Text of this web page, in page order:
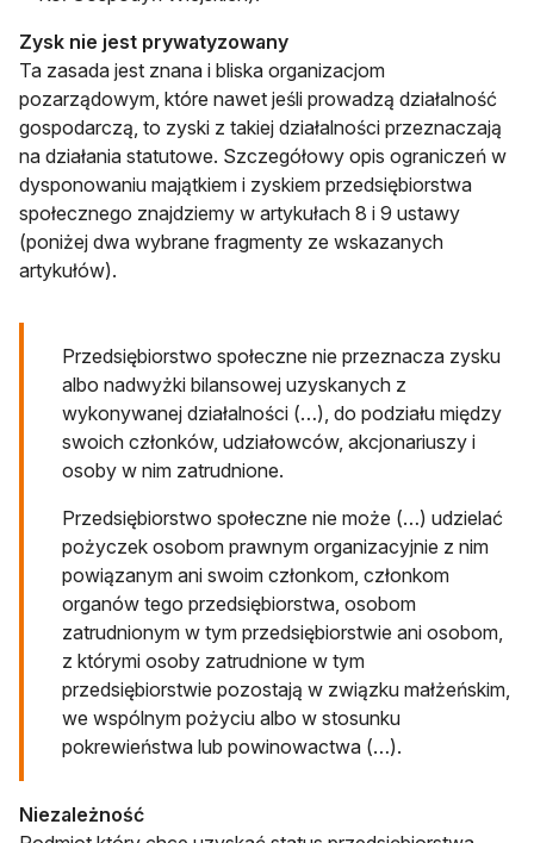
Zysk nie jest prywatyzowany
Ta zasada jest znana i bliska organizacjom
pozarządowym, które nawet jeśli prowadzą działalność
gospodarczą, to zyski z takiej działalności przeznaczają
na działania statutowe. Szczegółowy opis ograniczeń w
dysponowaniu majątkiem i zyskiem przedsiębiorstwa
społecznego znajdziemy w artykułach 8 i 9 ustawy
(poniżej dwa wybrane fragmenty ze wskazanych
artykułów).
Przedsiębiorstwo społeczne nie przeznacza zysku
albo nadwyżki bilansowej uzyskanych z
wykonywanej działalności (…), do podziału między
swoich członków, udziałowców, akcjonariuszy i
osoby w nim zatrudnione.
Przedsiębiorstwo społeczne nie może (…) udzielać
pożyczek osobom prawnym organizacyjnie z nim
powiązanym ani swoim członkom, członkom
organów tego przedsiębiorstwa, osobom
zatrudnionym w tym przedsiębiorstwie ani osobom,
z którymi osoby zatrudnione w tym
przedsiębiorstwie pozostają w związku małżeńskim,
we wspólnym pożyciu albo w stosunku
pokrewieństwa lub powinowactwa (…).
Niezależność